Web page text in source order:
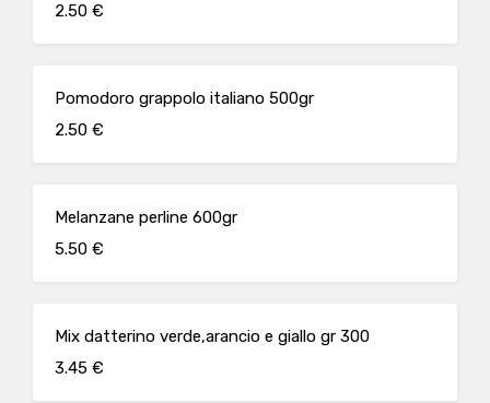
2.50 €
Pomodoro grappolo italiano 500gr
2.50 €
Melanzane perline 600gr
5.50 €
Mix datterino verde,arancio e giallo gr 300
3.45 €